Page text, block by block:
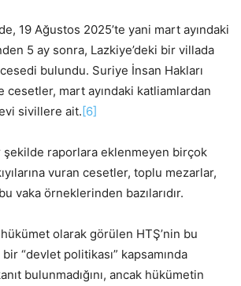
19 Ağustos 2025’te yani mart ayındaki
5 ay sonra, Lazkiye’deki bir villada
bulundu. Suriye İnsan Hakları
cesetler, mart ayındaki katliamlardan
sivillere ait.[6]
raporlara eklenmeyen birçok
vuran cesetler, toplu mezarlar,
vaka örneklerinden bazılarıdır.
olarak görülen HTŞ’nin bu
“devlet politikası” kapsamında
bulunmadığını, ancak hükümetin